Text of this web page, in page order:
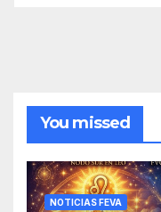
You missed
NOTICIAS FEVA